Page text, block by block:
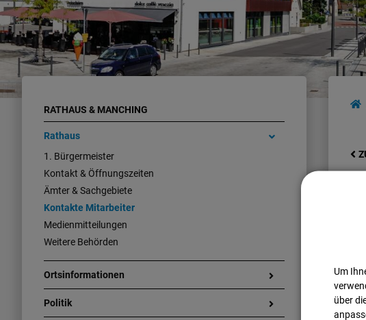
RATHAUS & MANCHING
Rathaus
1. Bürgermeister
Kontakt & Öffnungszeiten
Ämter & Sachgebiete
Kontakte Mitarbeiter
Medienmitteilungen
Weitere Behörden
Ortsinformationen
Politik
E-
Um
über